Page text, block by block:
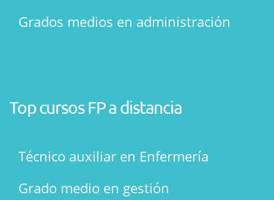
Grados medios en administración
Top cursos FP a distancia
Técnico auxiliar en Enfermería
Grado medio en gestión